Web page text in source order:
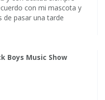
con mi mascota y
de pasar una tarde
Boys Music Show